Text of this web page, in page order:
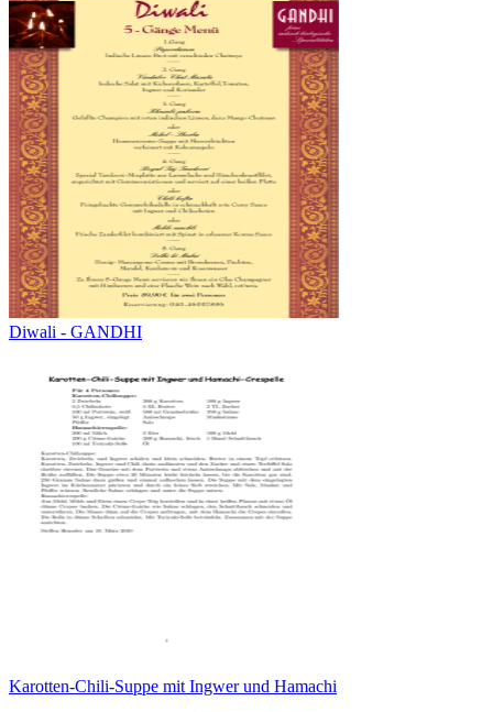
Diwali - GANDHI
Karotten-Chili-Suppe mit Ingwer und Hamachi